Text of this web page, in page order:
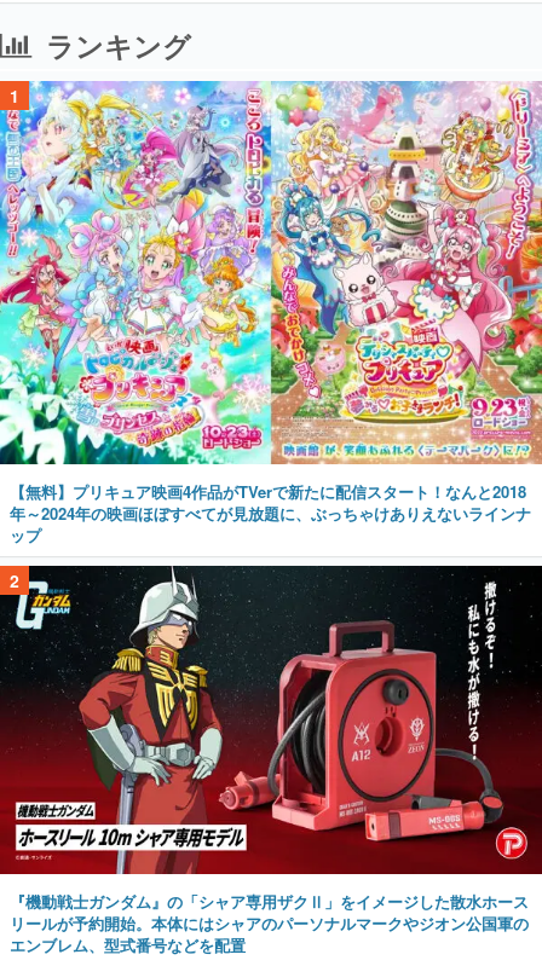
ランキング
1
【無料】プリキュア映画4作品がTVerで新たに配信スタート！なんと2018
年～2024年の映画ほぼすべてが見放題に、ぶっちゃけありえないラインナ
ップ
2
『機動戦士ガンダム』の「シャア専用ザクⅡ」をイメージした散水ホース
リールが予約開始。本体にはシャアのパーソナルマークやジオン公国軍の
エンブレム、型式番号などを配置